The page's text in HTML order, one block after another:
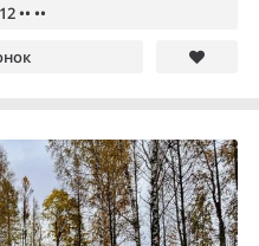
•• ••